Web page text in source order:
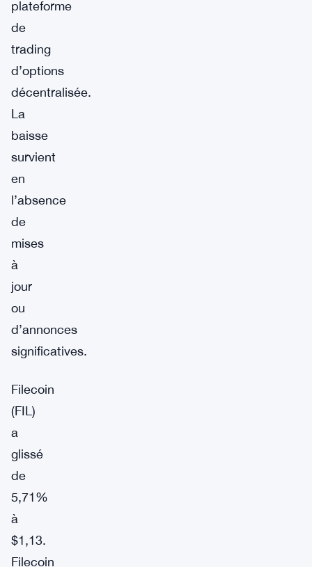
plateforme
de
trading
d’options
décentralisée.
La
baisse
survient
en
l’absence
de
mises
à
jour
ou
d’annonces
significatives.
Filecoin
(FIL)
a
glissé
de
5,71%
à
$1,13.
Filecoin